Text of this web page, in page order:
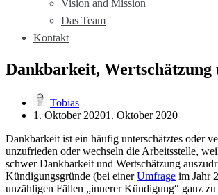
Vision and Mission
Das Team
Kontakt
Dankbarkeit,
Tobias
1. Oktober 20201. Oktober 2020
Dankbarkeit ist ein häufig unterschätztes oder
unzufrieden oder wechseln die Arbeitsstelle,
schwer Dankbarkeit und Wertschätzung
Kündigungsgründe (bei einerUmfrage im Jahr
unzähligen Fällen „innerer Kündigung“ ganz